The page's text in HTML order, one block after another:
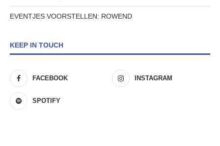
EVENTJES VOORSTELLEN: ROWEND
KEEP IN TOUCH
FACEBOOK INSTAGRAM
SPOTIFY